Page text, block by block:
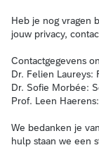
Heb je nog vragen
jouw privacy,
Contactgegevens
Dr. Felien Laureys:
Dr. Sofie Morbée:
Prof. Leen
We bedanken je
hulp staan we een